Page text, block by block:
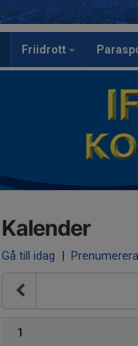
Friidrott
Kalender
Gå till idag | Prenumerera
1